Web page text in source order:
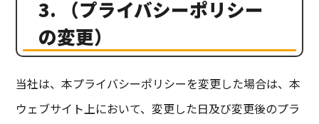
3. （プライバシーポリシー
の変更）
当社は、本プライバシーポリシーを変更した場合は、本
ウェブサイト上において、変更した日及び変更後のプラ